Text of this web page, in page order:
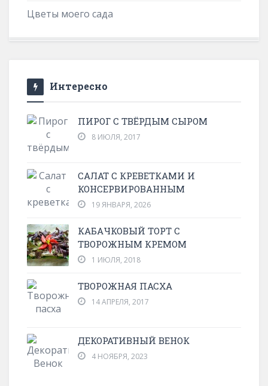
Цветы моего сада
Интересно
ПИРОГ С ТВЁРДЫМ СЫРОМ
8 ИЮЛЯ, 2017
CАЛАТ С КРЕВЕТКАМИ И
КОНСЕРВИРОВАННЫМ
19 ЯНВАРЯ, 2026
КАБАЧКОВЫЙ ТОРТ С
ТВОРОЖНЫМ КРЕМОМ
1 ИЮЛЯ, 2018
ТВОРОЖНАЯ ПАСХА
14 АПРЕЛЯ, 2017
ДЕКОРАТИВНЫЙ ВЕНОК
4 НОЯБРЯ, 2023